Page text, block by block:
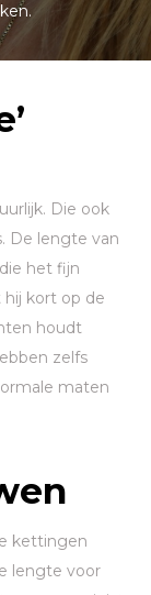
Die ook
De lengte van
het fijn
kort op de
houdt
zelfs
maten
kettingen
lengte voor